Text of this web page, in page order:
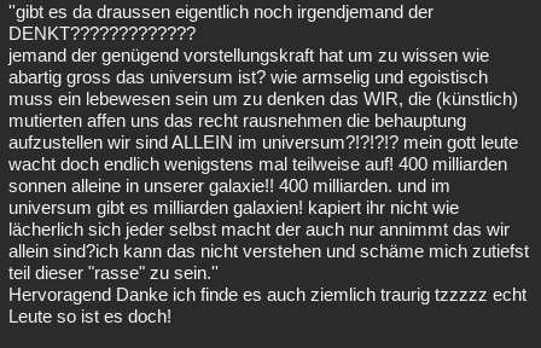
''gibt es da draussen eigentlich noch irgendjemand der
DENKT?????????????
jemand der genügend vorstellungskraft hat um zu wissen wie
abartig gross das universum ist? wie armselig und egoistisch
muss ein lebewesen sein um zu denken das WIR, die (künstlich)
mutierten affen uns das recht rausnehmen die behauptung
aufzustellen wir sind ALLEIN im universum?!?!?!? mein gott leute
wacht doch endlich wenigstens mal teilweise auf! 400 milliarden
sonnen alleine in unserer galaxie!! 400 milliarden. und im
universum gibt es milliarden galaxien! kapiert ihr nicht wie
lächerlich sich jeder selbst macht der auch nur annimmt das wir
allein sind?ich kann das nicht verstehen und schäme mich zutiefst
teil dieser "rasse" zu sein.''
Hervoragend Danke ich finde es auch ziemlich traurig tzzzzz echt
Leute so ist es doch!